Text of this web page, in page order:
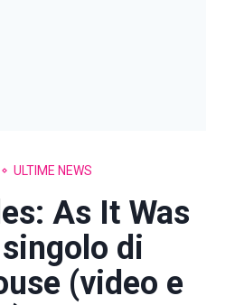
ULTIME NEWS
As It Was
di
(video e